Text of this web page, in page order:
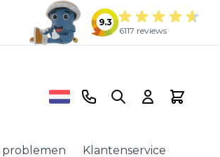
9.3
6117 reviews
problemen Klantenservice
Telefoonnummer
Search Cart